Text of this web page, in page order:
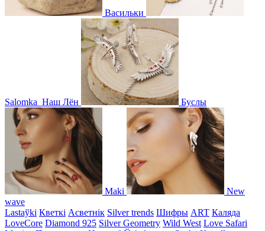
Васильки
Salomka Наш Лён Буслы
Maki
New
wave
Lastaўki Кветкі Асветнiк Silver trends Шифры ART Каляда
LoveCore Diamond 925 Silver Geometry Wild West Love Safari